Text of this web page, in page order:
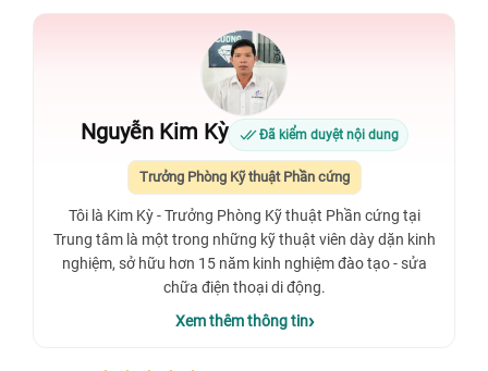
Nguyễn Kim Kỳ Đã kiểm duyệt nội dung
Trưởng Phòng Kỹ thuật Phần cứng
Tôi là Kim Kỳ - Trưởng Phòng Kỹ thuật Phần cứng tại
Trung tâm là một trong những kỹ thuật viên dày dặn kinh
nghiệm, sở hữu hơn 15 năm kinh nghiệm đào tạo - sửa
chữa điện thoại di động.
Xem thêm thông tin